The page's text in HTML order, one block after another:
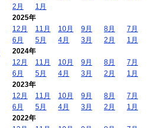
2月
1月
2025年
12月
11月 10月 9月 8月
7月
6月
5月 4月 3月 2月
1月
2024年
12月
11月 10月 9月 8月
7月
6月
5月 4月 3月 2月
1月
2023年
12月
11月 10月 9月 8月
7月
6月
5月 4月 3月 2月
1月
2022年